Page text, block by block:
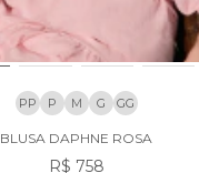
PP P M G GG
BLUSA DAPHNE ROSA
R$ 758